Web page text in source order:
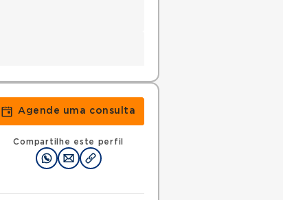
RQE 114522 - Cirurgia geral
Agende uma consulta
Compartilhe este perfil